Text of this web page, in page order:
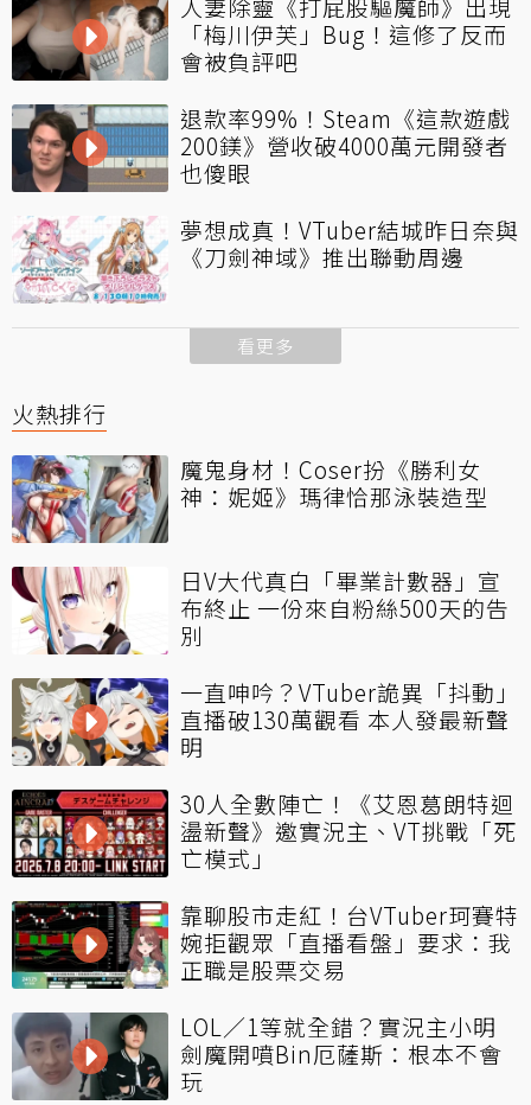
人妻除靈《打屁股驅魔師》出現
「梅川伊芙」Bug！這修了反而
會被負評吧
退款率99%！Steam《這款遊戲
200鎂》營收破4000萬元開發者
也傻眼
夢想成真！VTuber結城昨日奈與
《刀劍神域》推出聯動周邊
看更多
火熱排行
魔鬼身材！Coser扮《勝利女
神：妮姬》瑪律恰那泳裝造型
日V大代真白「畢業計數器」宣
布終止 一份來自粉絲500天的告
別
一直呻吟？VTuber詭異「抖動」
直播破130萬觀看 本人發最新聲
明
30人全數陣亡！《艾恩葛朗特迴
盪新聲》邀實況主、VT挑戰「死
亡模式」
靠聊股市走紅！台VTuber珂賽特
婉拒觀眾「直播看盤」要求：我
正職是股票交易
LOL／1等就全錯？實況主小明
劍魔開噴Bin厄薩斯：根本不會
玩